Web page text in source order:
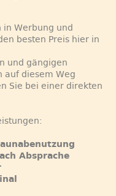
in Werbung und
besten Preis hier in
und gängigen
auf diesem Weg
Sie bei einer direkten
Absprache